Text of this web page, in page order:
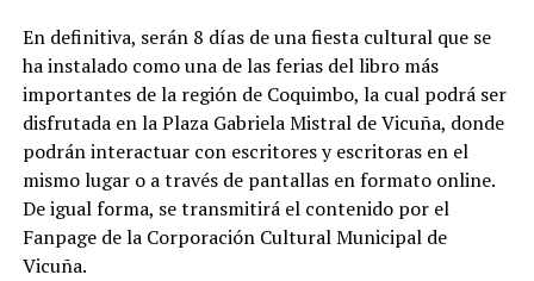
En definitiva, serán 8 días de una fiesta cultural que se
ha instalado como una de las ferias del libro más
importantes de la región de Coquimbo, la cual podrá ser
disfrutada en la Plaza Gabriela Mistral de Vicuña, donde
podrán interactuar con escritores y escritoras en el
mismo lugar o a través de pantallas en formato online.
De igual forma, se transmitirá el contenido por el
Fanpage de la Corporación Cultural Municipal de
Vicuña.